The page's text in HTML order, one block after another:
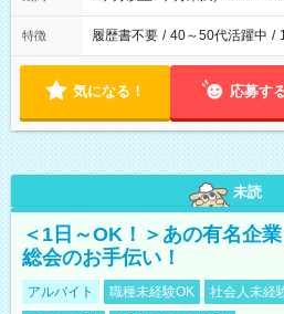
特徴 履歴書不要 / 40～50代活躍中 /
気になる！ 応募す
未読
＜1日～OK！＞あの有名企
総会のお手伝い！
アルバイト 職種未経験OK 社会人未経